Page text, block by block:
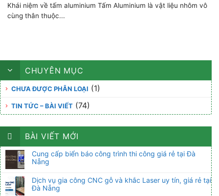
Khái niệm về tấm aluminium Tấm Aluminium là vật liệu nhôm vô
cùng thân thuộc...
CHUYÊN MỤC
CHƯA ĐƯỢC PHÂN LOẠI (1)
TIN TỨC – BÀI VIẾT (74)
BÀI VIẾT MỚI
Cung cấp biển báo công trình thi công giá rẻ tại Đà
Nẵng
Dịch vụ gia công CNC gỗ và khắc Laser uy tín, giá rẻ tại
Đà Nẵng